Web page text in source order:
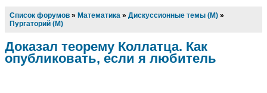
Список форумов » Математика » Дискуссионные темы (М) »
Пургаторий (М)
Доказал теорему Коллатца. Как
опубликовать, если я любитель